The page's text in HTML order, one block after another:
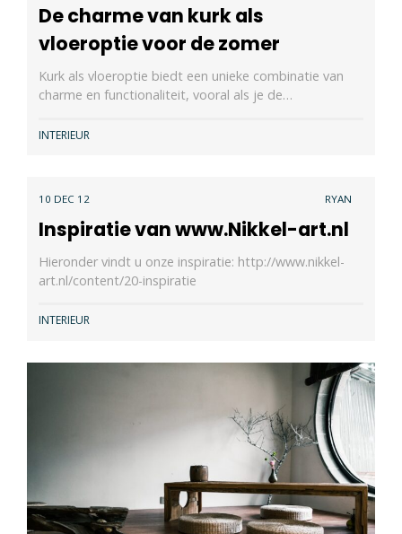
De charme van kurk als
vloeroptie voor de zomer
Kurk als vloeroptie biedt een unieke combinatie van
charme en functionaliteit, vooral als je de…
INTERIEUR
10 DEC 12 RYAN
Inspiratie van www.Nikkel-art.nl
Hieronder vindt u onze inspiratie: http://www.nikkel-
art.nl/content/20-inspiratie
INTERIEUR